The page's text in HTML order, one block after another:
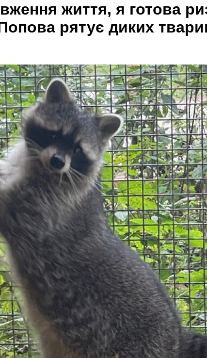
життя, я готова
рятує диких